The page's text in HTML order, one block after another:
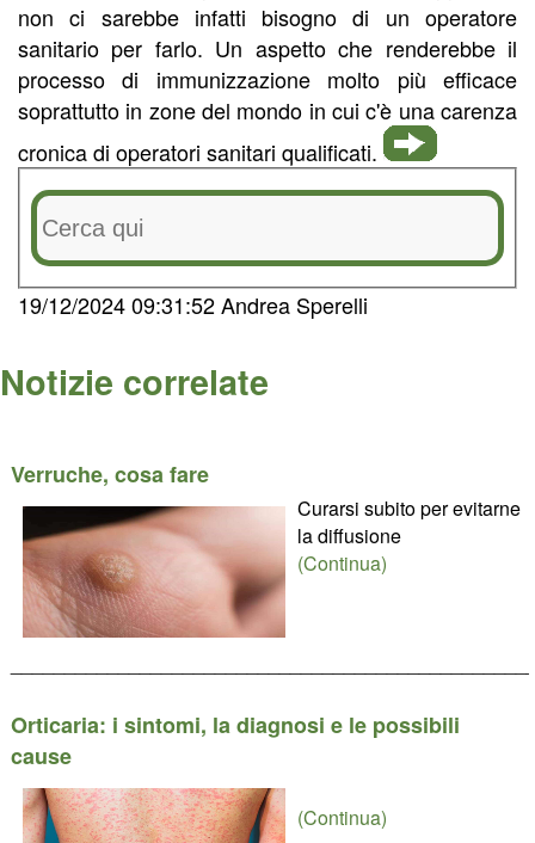
non ci sarebbe infatti bisogno di un operatore
sanitario per farlo. Un aspetto che renderebbe il
processo di immunizzazione molto più efficace
soprattutto in zone del mondo in cui c'è una carenza
cronica di operatori sanitari qualificati.
19/12/2024 09:31:52 Andrea Sperelli
Notizie correlate
Verruche, cosa fare
Curarsi subito per evitarne
la diffusione
(Continua)
Orticaria: i sintomi, la diagnosi e le possibili
cause
(Continua)